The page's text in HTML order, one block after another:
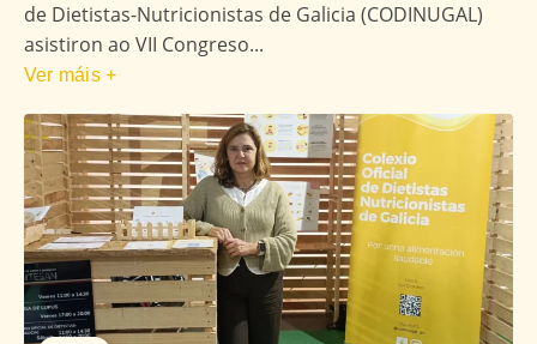
de Dietistas-Nutricionistas de Galicia (CODINUGAL)
asistiron ao VII Congreso...
Ver máis +